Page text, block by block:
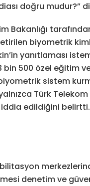
doğru mudur?”
Bakanlığı
biyometrik
yanıtlaması
bin 500 özel eğitim
sistem
Türk
edildiğini belirtti.
denetim ve